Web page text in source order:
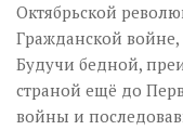
Октябрьской
Гражданской
Будучи бедной,
страной ещё до
войны и